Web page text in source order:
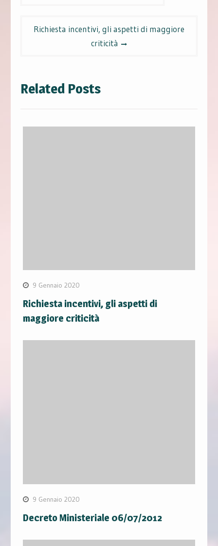
Richiesta incentivi, gli aspetti di maggiore
criticità
Related Posts
9 Gennaio 2020
Richiesta incentivi, gli aspetti di
maggiore criticità
9 Gennaio 2020
Decreto Ministeriale 06/07/2012